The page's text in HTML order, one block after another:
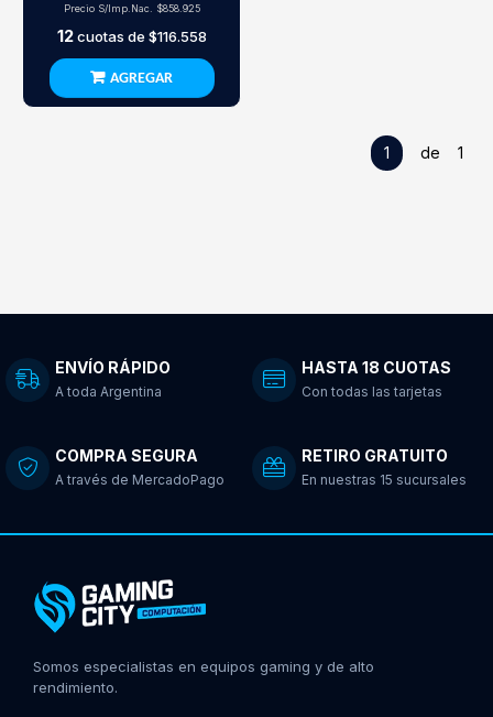
Precio S/Imp.Nac. $858.925
12cuotas de $116.558
AGREGAR
1 de 1
ENVÍO RÁPIDO
A toda Argentina
HASTA 18 CUOTAS
Con todas las tarjetas
COMPRA SEGURA
A través de MercadoPago
RETIRO GRATUITO
En nuestras 15 sucursales
Somos especialistas en equipos gaming y de alto
rendimiento.